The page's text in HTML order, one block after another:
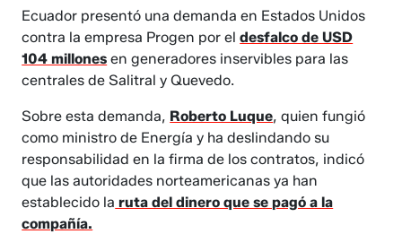
Ecuador presentó una demanda en Estados Unidos
contra la empresa Progen por eldesfalco de USD
104 millones en generadores inservibles para las
centrales de Salitral y Quevedo.
Sobre esta demanda, Roberto Luque, quien fungió
como ministro de Energía y ha deslindando su
responsabilidad en la firma de los contratos, indicó
que las autoridades norteamericanas ya han
establecido la ruta del dinero que se pagó a la
compañía.